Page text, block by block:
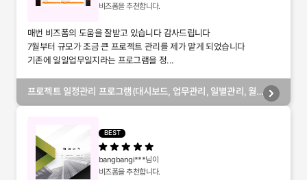
비즈폼을 추천합니다.
매번 비즈폼의 도움을 잘받고 있습니다 감사드립니다
7월부터 규모가 조금 큰 프로젝트 관리를 제가 맡게 되었습니다
기존에 일일업무일지라는 프로그램을 정...
프로젝트 일정관리 프로그램(대시보드, 업무관리, 일별관리, 월
BEST
bangbangi***님이
비즈폼을 추천합니다.